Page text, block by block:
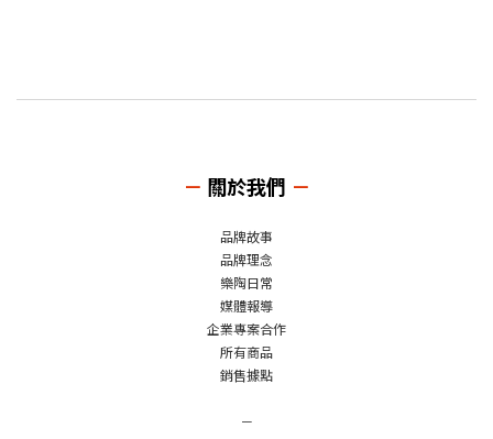
－ 關於我們 －
品牌故事
品牌理念
樂陶日常
媒體報導
企業專案合作
所有商品
銷售據點
－